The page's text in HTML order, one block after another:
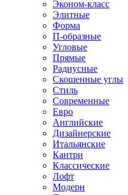
Эконом-класс
Элитные
Форма
П-образные
Угловые
Прямые
Радиусные
Скошенные углы
Стиль
Современные
Евро
Английские
Дизайнерские
Итальянские
Кантри
Классические
Лофт
Модерн